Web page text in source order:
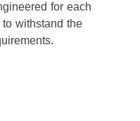
for each